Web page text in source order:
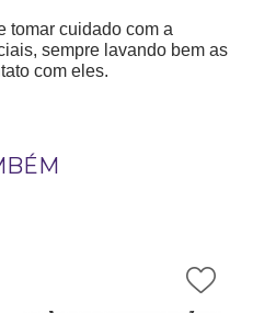
tomar cuidado com a
sempre lavando bem as
com eles.